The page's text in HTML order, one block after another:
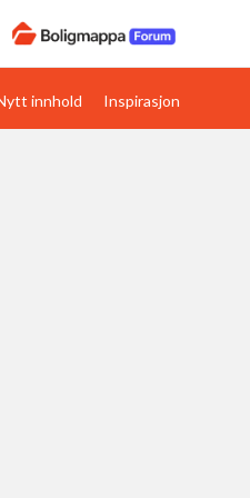
Boligens papirer
innhold Inspirasjon